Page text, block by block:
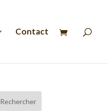
Contact
Rechercher